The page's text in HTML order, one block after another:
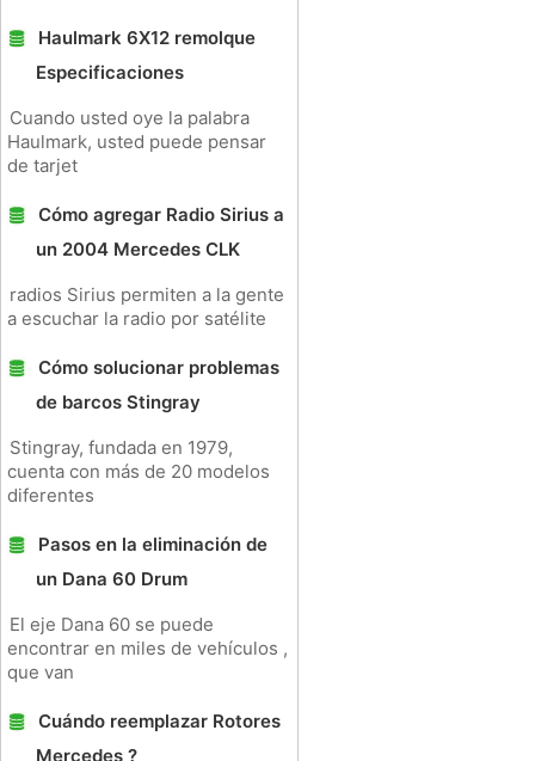
Haulmark 6X12 remolque
Especificaciones
Cuando usted oye la palabra
Haulmark, usted puede pensar
de tarjet
Cómo agregar Radio Sirius a
un 2004 Mercedes CLK
radios Sirius permiten a la gente
a escuchar la radio por satélite
Cómo solucionar problemas
de barcos Stingray
Stingray, fundada en 1979,
cuenta con más de 20 modelos
diferentes
Pasos en la eliminación de
un Dana 60 Drum
El eje Dana 60 se puede
encontrar en miles de vehículos ,
que van
Cuándo reemplazar Rotores
Mercedes ?